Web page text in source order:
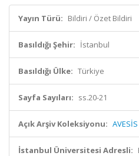
Yayın Türü: Bildiri / Özet Bildiri
Basıldığı Şehir: İstanbul
Basıldığı Ülke: Türkiye
Sayfa Sayıları: ss.20-21
Açık Arşiv Koleksiyonu:
İstanbul Üniversitesi Adresli: